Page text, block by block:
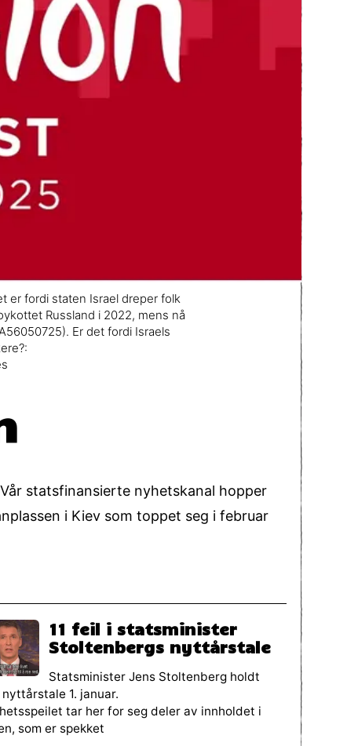
er fordi staten Israel dreper folk
Russland i 2022, mens nå
Er det fordi Israels
statsfinansierte nyhetskanal hopper
i Kiev som toppet seg i februar
11 feil i statsminister
Stoltenbergs nyttårstale
Statsminister Jens Stoltenberg holdt
nyttårstale 1. januar.
tar her for seg deler av innholdet i
som er spekket